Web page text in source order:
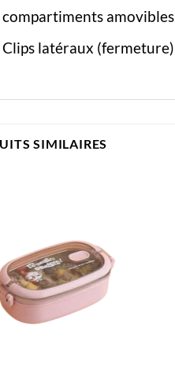
compartiments amovibles
Clips latéraux (fermeture)
SIMILAIRES